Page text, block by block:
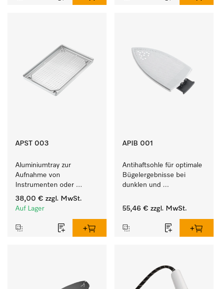
APST 003
Aluminiumtray zur
Aufnahme von
Instrumenten oder
porösen Gütern, klein.
38,00 € zzgl. MwSt.
Auf Lager
APIB 001
Antihaftsohle für optimale
Bügelergebnisse bei
dunklen und
55,46 € zzgl. MwSt.